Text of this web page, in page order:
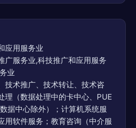
应用服务业
广服务业,科技推广和应用服务
业
技术推广、技术转让、技术咨
理（数据处理中的卡中心、PUE
据中心除外）；计算机系统服
用软件服务；教育咨询（中介服